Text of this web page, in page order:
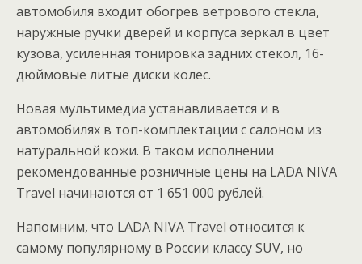
автомобиля входит обогрев ветрового стекла,
наружные ручки дверей и корпуса зеркал в цвет
кузова, усиленная тонировка задних стекол, 16-
дюймовые литые диски колес.
Новая мультимедиа устанавливается и в
автомобилях в топ-комплектации с салоном из
натуральной кожи. В таком исполнении
рекомендованные розничные цены на LADA NIVA
Travel начинаются от 1 651 000 рублей.
Напомним, что LADA NIVA Travel относится к
самому популярному в России классу SUV, но